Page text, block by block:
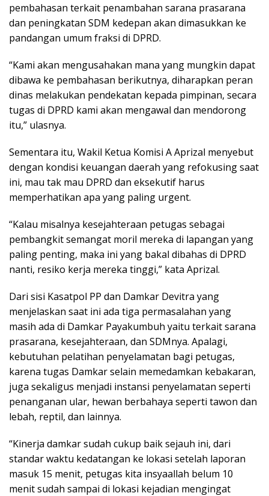
pembahasan terkait penambahan sarana prasarana
dan peningkatan SDM kedepan akan dimasukkan ke
pandangan umum fraksi di DPRD.
“Kami akan mengusahakan mana yang mungkin dapat
dibawa ke pembahasan berikutnya, diharapkan peran
dinas melakukan pendekatan kepada pimpinan, secara
tugas di DPRD kami akan mengawal dan mendorong
itu,” ulasnya.
Sementara itu, Wakil Ketua Komisi A Aprizal menyebut
dengan kondisi keuangan daerah yang refokusing saat
ini, mau tak mau DPRD dan eksekutif harus
memperhatikan apa yang paling urgent.
“Kalau misalnya kesejahteraan petugas sebagai
pembangkit semangat moril mereka di lapangan yang
paling penting, maka ini yang bakal dibahas di DPRD
nanti, resiko kerja mereka tinggi,” kata Aprizal.
Dari sisi Kasatpol PP dan Damkar Devitra yang
menjelaskan saat ini ada tiga permasalahan yang
masih ada di Damkar Payakumbuh yaitu terkait sarana
prasarana, kesejahteraan, dan SDMnya. Apalagi,
kebutuhan pelatihan penyelamatan bagi petugas,
karena tugas Damkar selain memedamkan kebakaran,
juga sekaligus menjadi instansi penyelamatan seperti
penanganan ular, hewan berbahaya seperti tawon dan
lebah, reptil, dan lainnya.
“Kinerja damkar sudah cukup baik sejauh ini, dari
standar waktu kedatangan ke lokasi setelah laporan
masuk 15 menit, petugas kita insyaallah belum 10
menit sudah sampai di lokasi kejadian mengingat